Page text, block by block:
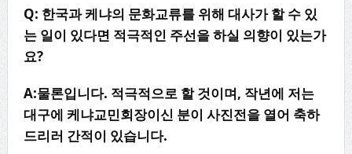
Q: 한국과 케냐의 문화교류를 위해 대사가 할 수 있
는 일이 있다면 적극적인 주선을 하실 의향이 있는가
요?
A:물론입니다. 적극적으로 할 것이며, 작년에 저는
대구에 케냐교민회장이신 분이 사진전을 열어 축하
드리러 간적이 있습니다.